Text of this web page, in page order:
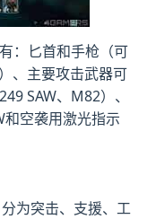
：匕首和手枪（可
、主要攻击武器可
SAW、M82）、
空袭用激光指示
为突击、支援、工